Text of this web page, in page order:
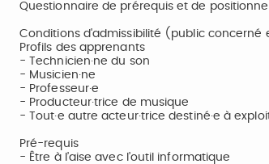
Questionnaire de prérequis et de
Conditions d'admissibilité (public concerné
Profils des apprenants
- Technicien·ne du son
- Musicien·ne
- Professeur·e
- Producteur·trice de musique
- Tout·e autre acteur·trice destiné·e à
Pré-requis
- Être à l’aise avec l’outil informatique